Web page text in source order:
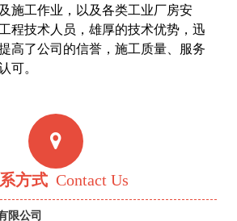
施工作业，以及各类工业厂房安
程技术人员，雄厚的技术优势，迅
高了公司的信誉，施工质量、服务
可。
方式 Contact Us
限公司